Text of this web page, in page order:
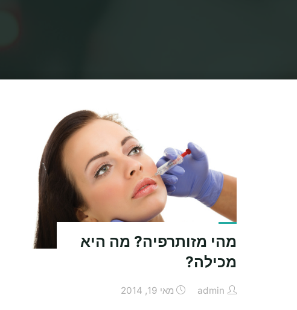
מהי מזותרפיה? מה היא
מכילה?
admin מאי 19, 2014